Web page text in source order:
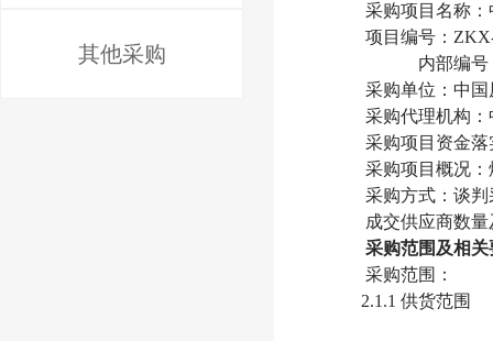
其他采购
采购项目名称
项目编号：
内部编号
采购单位：中
采购代理机构
采购项目资金
采购项目概况
采购方式：谈判
成交供应商数
采购范围及相关
采购范围：
2.1.1 供货范围